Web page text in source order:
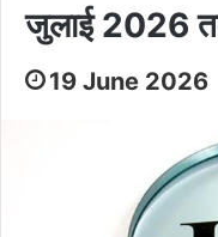
जुलाई 2026
19 June 2026